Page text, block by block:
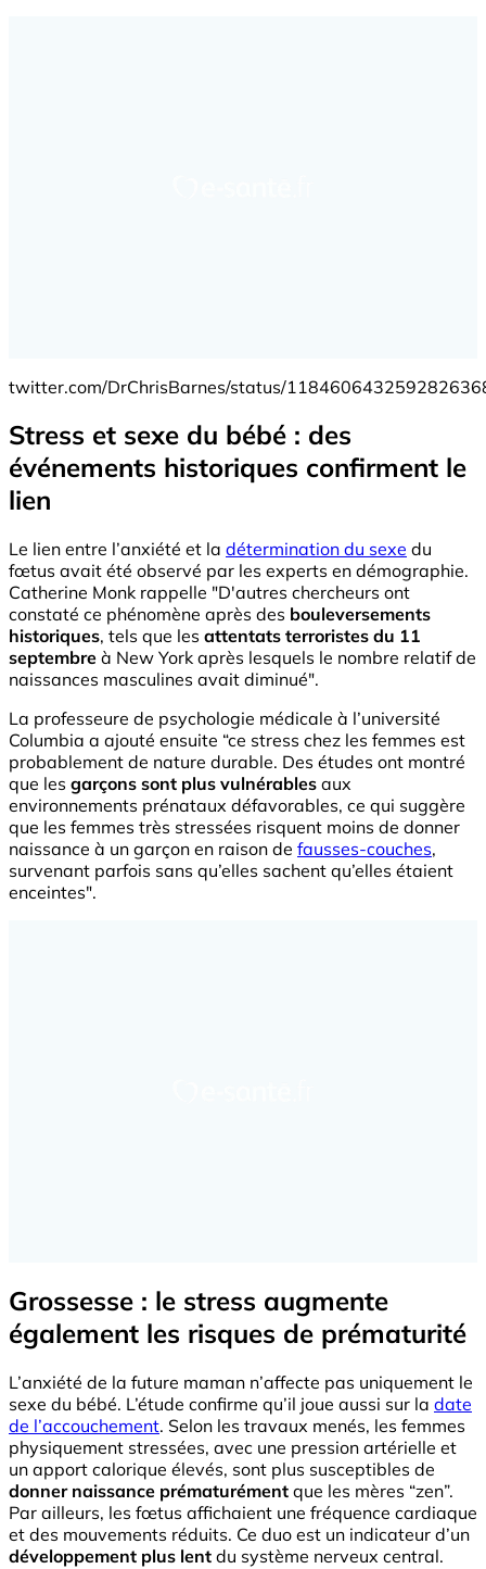
twitter.com/DrChrisBarnes/status/
Stress et sexe du bébé : des
événements historiques confirment le
lien
Le lien entre l’anxiété et la détermination du sexe du
fœtus avait été observé par les experts en démographie.
Catherine Monk rappelle "D'autres chercheurs ont
constaté ce phénomène après des bouleversements
historiques, tels que les attentats terroristes du 11
septembre à New York après lesquels le nombre relatif de
naissances masculines avait diminué".
La professeure de psychologie médicale à l’université
Columbia a ajouté ensuite “ce stress chez les femmes est
probablement de nature durable. Des études ont montré
que les garçons sont plus vulnérables aux
environnements prénataux défavorables, ce qui suggère
que les femmes très stressées risquent moins de donner
naissance à un garçon en raison de fausses-couches,
survenant parfois sans qu’elles sachent qu’elles étaient
enceintes".
Grossesse : le stress augmente
également les risques de prématurité
L’anxiété de la future maman n’affecte pas uniquement le
sexe du bébé. L’étude confirme qu’il joue aussi sur la date
de l’accouchement. Selon les travaux menés, les femmes
physiquement stressées, avec une pression artérielle et
un apport calorique élevés, sont plus susceptibles de
donner naissance prématurément que les mères “zen”.
Par ailleurs, les fœtus affichaient une fréquence cardiaque
et des mouvements réduits. Ce duo est un indicateur d’un
développement plus lent du système nerveux central.